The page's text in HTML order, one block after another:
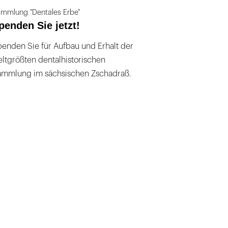
"Dentales Erbe"
Sie jetzt!
Sie für Aufbau und Erhalt der
dentalhistorischen
im sächsischen Zschadraß.